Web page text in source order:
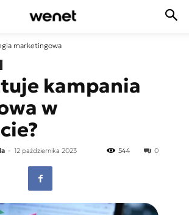
marketingowa
kampania
w
- 12 października 2023 0
544